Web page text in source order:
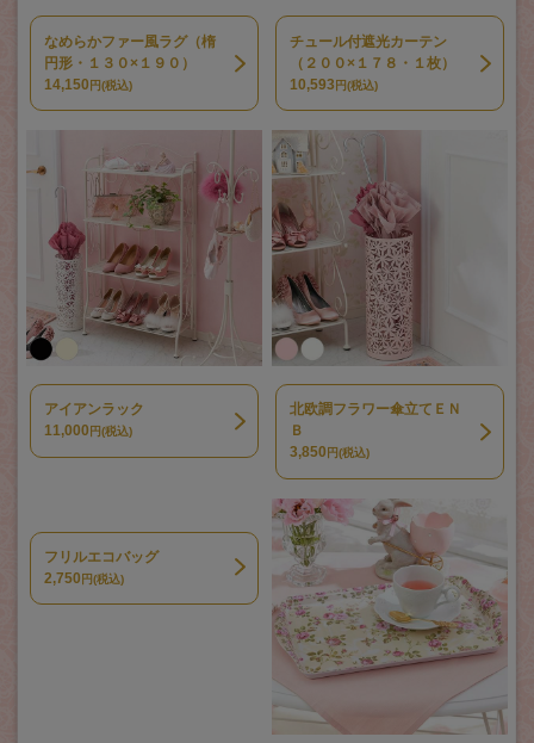
なめらかファー風ラグ（楕
円形・１３０×１９０）
14,150 円(税込)
チュール付遮光カーテン
（２００×１７８・１枚）
10,593 円(税込)
アイアンラック
11,000 円(税込)
北欧調フラワー傘立てＥＮ
Ｂ
3,850 円(税込)
フリルエコバッグ
2,750 円(税込)